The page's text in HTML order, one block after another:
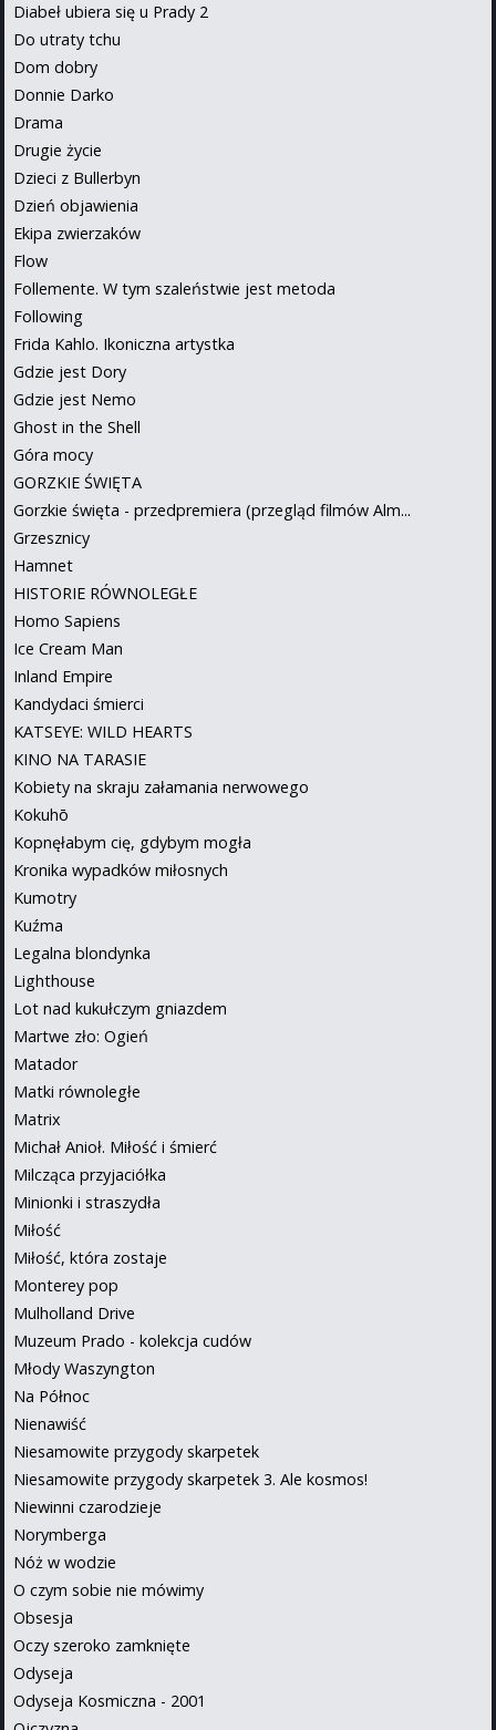
Diabeł ubiera się u Prady 2
Do utraty tchu
Dom dobry
Donnie Darko
Drama
Drugie życie
Dzieci z Bullerbyn
Dzień objawienia
Ekipa zwierzaków
Flow
Follemente. W tym szaleństwie jest metoda
Following
Frida Kahlo. Ikoniczna artystka
Gdzie jest Dory
Gdzie jest Nemo
Ghost in the Shell
Góra mocy
GORZKIE ŚWIĘTA
Gorzkie święta - przedpremiera (przegląd filmów Alm...
Grzesznicy
Hamnet
HISTORIE RÓWNOLEGŁE
Homo Sapiens
Ice Cream Man
Inland Empire
Kandydaci śmierci
KATSEYE: WILD HEARTS
KINO NA TARASIE
Kobiety na skraju załamania nerwowego
Kokuhō
Kopnęłabym cię, gdybym mogła
Kronika wypadków miłosnych
Kumotry
Kuźma
Legalna blondynka
Lighthouse
Lot nad kukułczym gniazdem
Martwe zło: Ogień
Matador
Matki równoległe
Matrix
Michał Anioł. Miłość i śmierć
Milcząca przyjaciółka
Minionki i straszydła
Miłość
Miłość, która zostaje
Monterey pop
Mulholland Drive
Muzeum Prado - kolekcja cudów
Młody Waszyngton
Na Północ
Nienawiść
Niesamowite przygody skarpetek
Niesamowite przygody skarpetek 3. Ale kosmos!
Niewinni czarodzieje
Norymberga
Nóż w wodzie
O czym sobie nie mówimy
Obsesja
Oczy szeroko zamknięte
Odyseja
Odyseja Kosmiczna - 2001